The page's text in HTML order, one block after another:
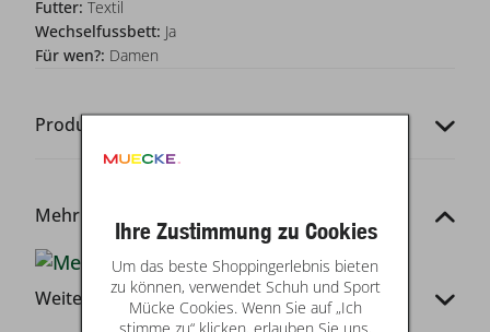
Futter: Textil
Wechselfussbett: Ja
Für wen?: Damen
Produkt-Codes
Mehr von dieser Marke
Weitere Infos
Ihre Zustimmung zu Cookies
Um das beste Shoppingerlebnis bieten
zu können, verwendet Schuh und Sport
Mücke Cookies. Wenn Sie auf „Ich
stimme zu“ klicken, erlauben Sie uns,